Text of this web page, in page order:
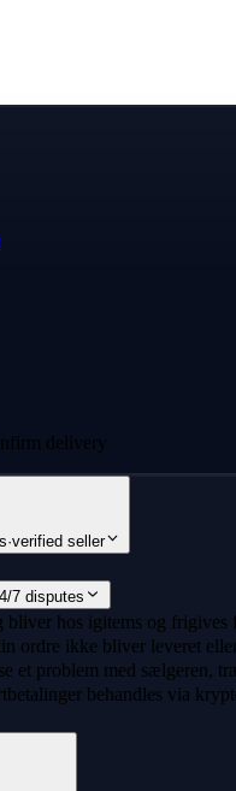
delivery
·verified seller
7 disputes
bliver hos igitems og
ordre ikke bliver leveret
et problem med sælgeren,
behandles via